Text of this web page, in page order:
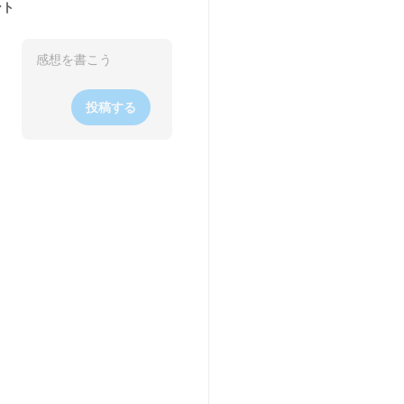
投稿する